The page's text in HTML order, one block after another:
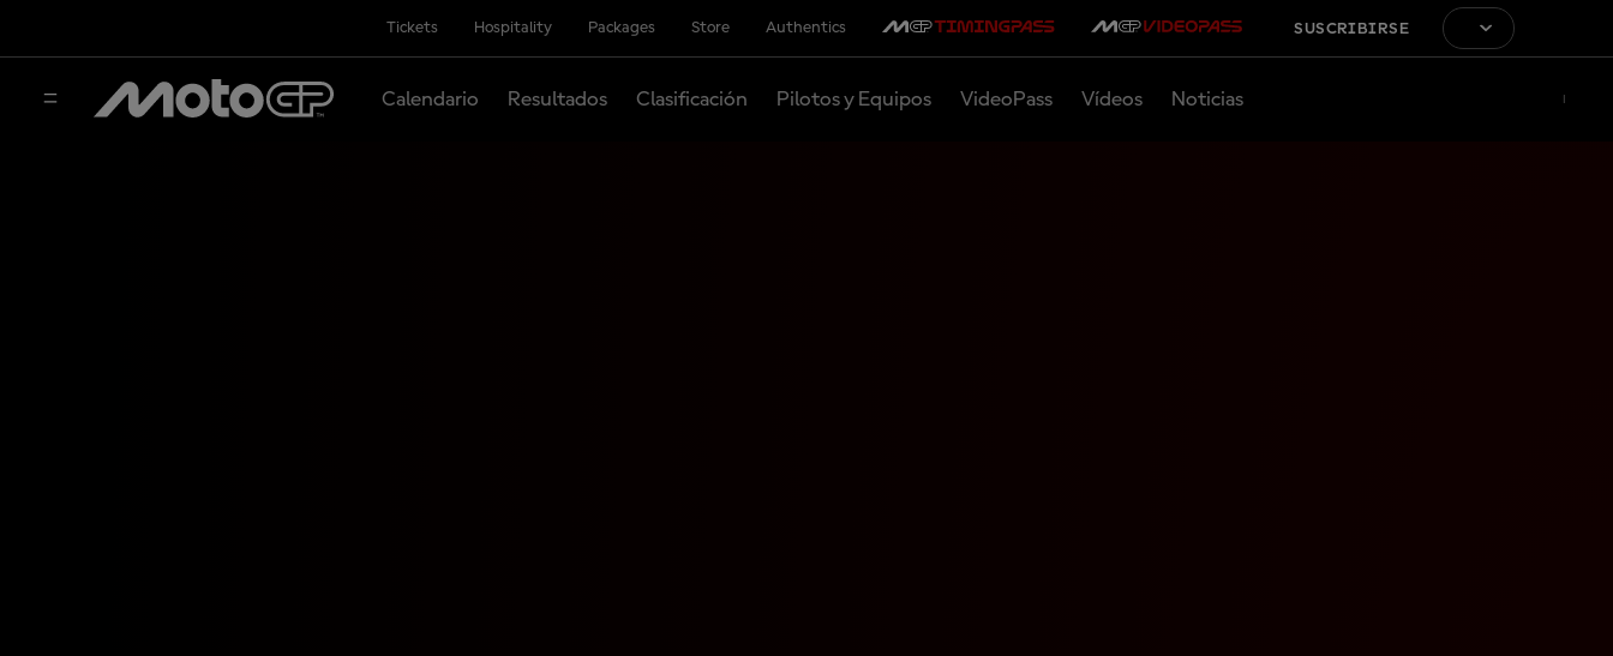
Tickets Hospitality Packages Store Authentics SUSCRIBIRSE
Calendario Resultados Clasificación Pilotos y Equipos VideoPass Vídeos Noticias